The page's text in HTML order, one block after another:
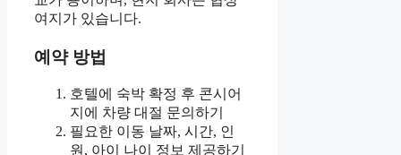
여지가 있습니다.
예약 방법
호텔에 숙박 확정 후 콘시어
지에 차량 대절 문의하기
필요한 이동 날짜, 시간, 인
원, 아이 나이 정보 제공하기